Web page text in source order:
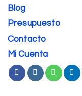
Blog
Presupuesto
Contacto
Mi Cuenta